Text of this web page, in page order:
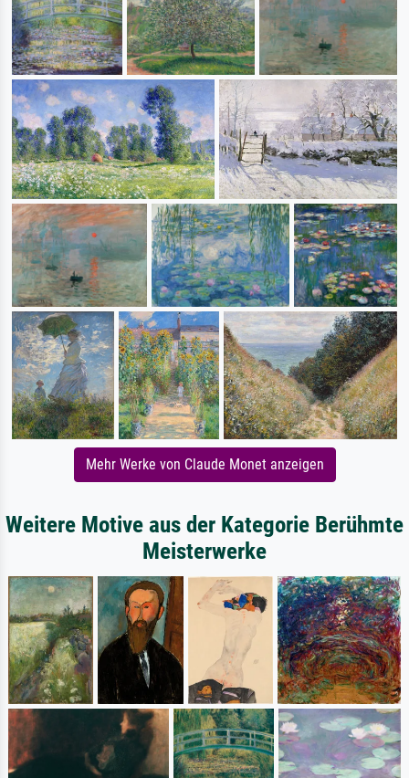
Mehr Werke von Claude Monet anzeigen
Weitere Motive aus der Kategorie Berühmte
Meisterwerke